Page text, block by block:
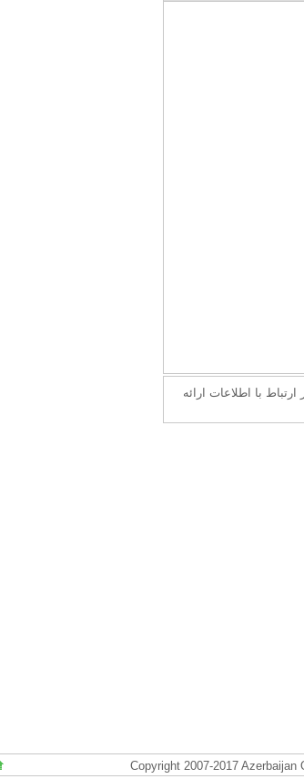
با اطلاعات ارائه
Copyright 2007-2017